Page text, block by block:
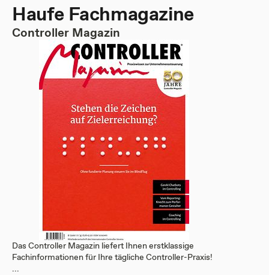
Haufe Fachmagazine
Controller Magazin
Das Controller Magazin liefert Ihnen erstklassige
Fachinformationen für Ihre tägliche Controller-Praxis!
...